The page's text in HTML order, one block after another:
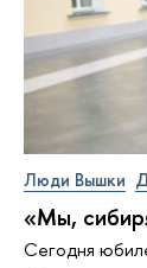
Люди Вышки
«Мы,
Сегодня